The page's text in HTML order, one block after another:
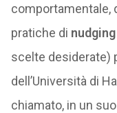
comportamentale,
pratiche di nudging
scelte desiderate)
dell’Università di
chiamato, in un